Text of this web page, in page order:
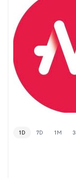
1D 7D 1M